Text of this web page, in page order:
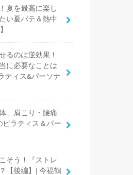
夏を最高に楽し
い夏バテ＆熱中
るのは逆効果！
に必要なことは
ティス&パーソナ
、肩こり・腰痛
ピラティス＆パー
そう！『ストレ
【後編】| 今福鶴